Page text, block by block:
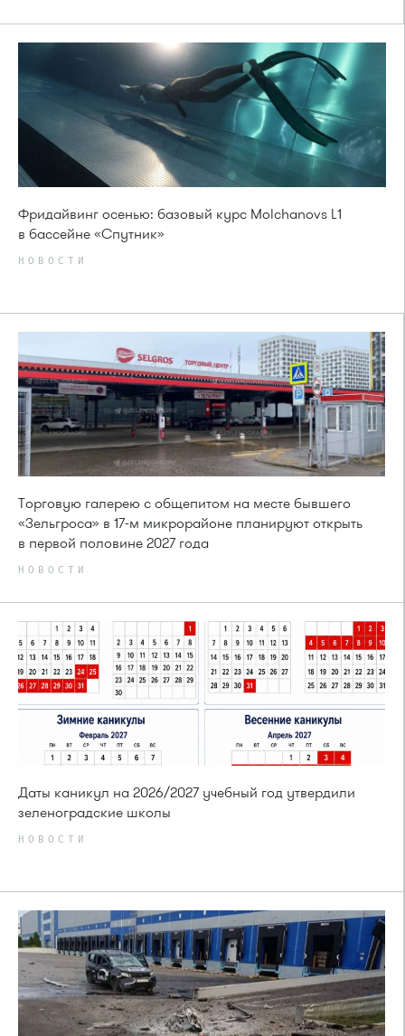
Фридайвинг осенью: базовый курс Molchanovs L1
в бассейне «Спутник»
НОВОСТИ
Торговую галерею с общепитом на месте бывшего
«Зельгроса» в 17-м микрорайоне планируют открыть
в первой половине 2027 года
НОВОСТИ
Даты каникул на 2026/2027 учебный год утвердили
зеленоградские школы
НОВОСТИ